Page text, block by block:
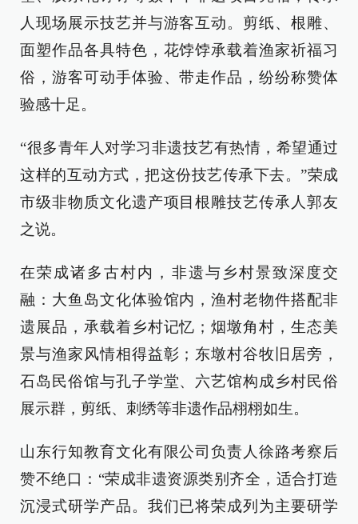
人现场展示技艺并与游客互动。剪纸、根雕、
面塑作品各具特色，花饽饽承载着渔家祈福习
俗，游客可动手体验、带走作品，纷纷称赞体
验感十足。
“很多青年人对学习非遗技艺有热情，希望通过
这样的互动方式，把这份技艺传承下去。”荣成
市级非物质文化遗产项目根雕技艺传承人郭友
之说。
在荣成诸多古村内，非遗与乡村景致深度交
融：大鱼岛文化体验馆内，渔村老物件搭配非
遗展品，承载着乡村记忆；烟墩角村，生态美
景与渔家风情相得益彰；东墩村谷牧旧居旁，
石岛民俗馆与孔子学堂、六艺馆构成乡村民俗
展示群，剪纸、刺绣等非遗作品栩栩如生。
山东行知教育文化有限公司负责人徐路考察后
赞不绝口：“荣成非遗资源类别齐全，适合打造
沉浸式研学产品。我们已将荣成列为主要研学